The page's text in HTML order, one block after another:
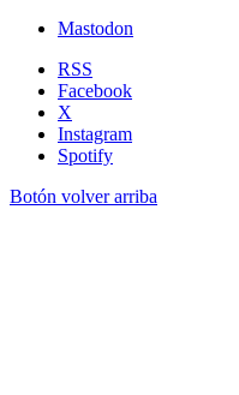
Mastodon
RSS
Facebook
X
Instagram
Spotify
Botón volver arriba